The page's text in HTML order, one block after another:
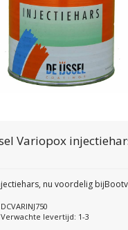
Variopox
nu voordelig
DCVARINJ750
Verwachte levertijd: 1-3